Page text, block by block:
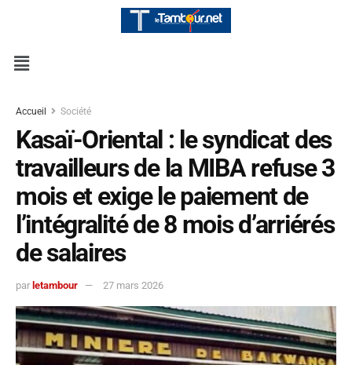
Accueil Société
Kasaï-Oriental : le syndicat des
travailleurs de la MIBA refuse 3
mois et exige le paiement de
l’intégralité de 8 mois d’arriérés
de salaires
par letambour 27 mars 2026